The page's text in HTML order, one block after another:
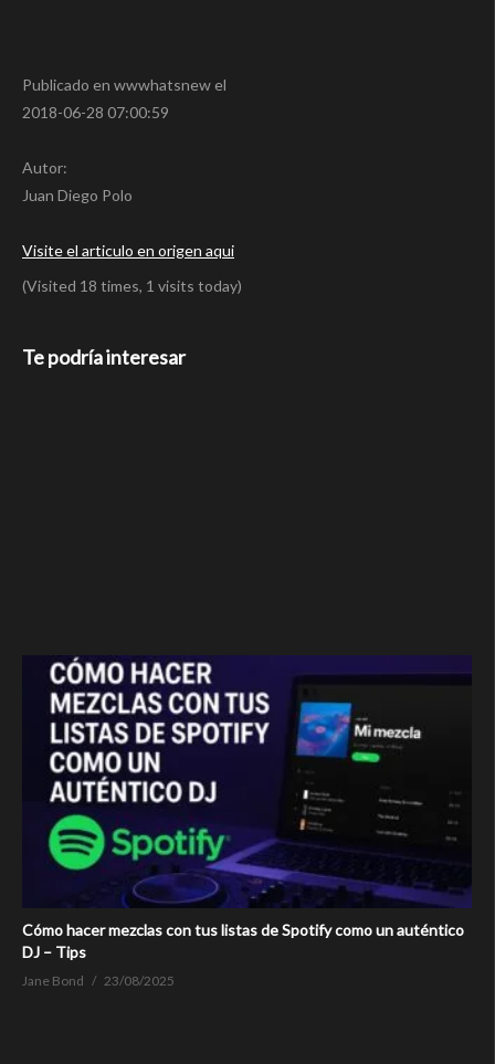
Publicado en wwwhatsnew el
2018-06-28 07:00:59
Autor:
Juan Diego Polo
Visite el articulo en origen aqui
(Visited 18 times, 1 visits today)
Te podría interesar
Cómo hacer mezclas con tus listas de Spotify como un auténtico
DJ – Tips
Jane Bond 23/08/2025